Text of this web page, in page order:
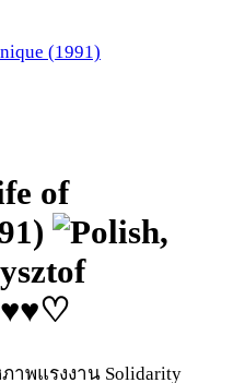
of
,
าพแรงงาน Solidarity